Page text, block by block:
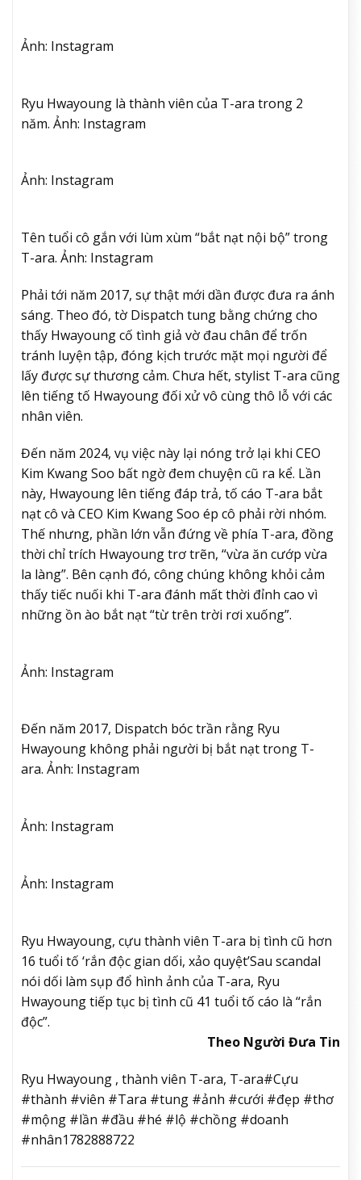
Ảnh: Instagram
Ryu Hwayoung là thành viên của T-ara trong 2
năm. Ảnh: Instagram
Ảnh: Instagram
Tên tuổi cô gắn với lùm xùm “bắt nạt nội bộ” trong
T-ara. Ảnh: Instagram
Phải tới năm 2017, sự thật mới dần được đưa ra ánh
sáng. Theo đó, tờ Dispatch tung bằng chứng cho
thấy Hwayoung cố tình giả vờ đau chân để trốn
tránh luyện tập, đóng kịch trước mặt mọi người để
lấy được sự thương cảm. Chưa hết, stylist T-ara cũng
lên tiếng tố Hwayoung đối xử vô cùng thô lỗ với các
nhân viên.
Đến năm 2024, vụ việc này lại nóng trở lại khi CEO
Kim Kwang Soo bất ngờ đem chuyện cũ ra kể. Lần
này, Hwayoung lên tiếng đáp trả, tố cáo T-ara bắt
nạt cô và CEO Kim Kwang Soo ép cô phải rời nhóm.
Thế nhưng, phần lớn vẫn đứng về phía T-ara, đồng
thời chỉ trích Hwayoung trơ trẽn, “vừa ăn cướp vừa
la làng”. Bên cạnh đó, công chúng không khỏi cảm
thấy tiếc nuối khi T-ara đánh mất thời đỉnh cao vì
những ồn ào bắt nạt “từ trên trời rơi xuống”.
Ảnh: Instagram
Đến năm 2017, Dispatch bóc trần rằng Ryu
Hwayoung không phải người bị bắt nạt trong T-
ara. Ảnh: Instagram
Ảnh: Instagram
Ảnh: Instagram
Ryu Hwayoung, cựu thành viên T-ara bị tình cũ hơn
16 tuổi tố ‘rắn độc gian dối, xảo quyệt’Sau scandal
nói dối làm sụp đổ hình ảnh của T-ara, Ryu
Hwayoung tiếp tục bị tình cũ 41 tuổi tố cáo là “rắn
độc”.
Theo Người Đưa Tin
Ryu Hwayoung , thành viên T-ara, T-ara#Cựu
#thành #viên #Tara #tung #ảnh #cưới #đẹp #thơ
#mộng #lần #đầu #hé #lộ #chồng #doanh
#nhân1782888722